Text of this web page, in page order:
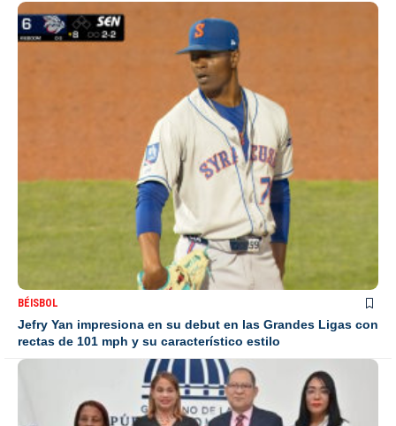
BÉISBOL
Jefry Yan impresiona en su debut en las Grandes Ligas con
rectas de 101 mph y su característico estilo